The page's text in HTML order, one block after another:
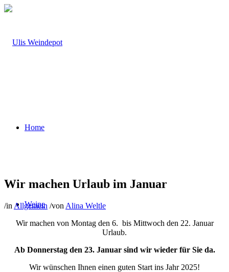
Home
Weine
Wir machen Urlaub im Januar
/in Allgemein /von Alina Weltle
Wir machen von Montag den 6. bis Mittwoch den 22. Januar
Urlaub.
Ab Donnerstag den 23. Januar sind wir wieder für Sie da.
Wir wünschen Ihnen einen guten Start ins Jahr 2025!